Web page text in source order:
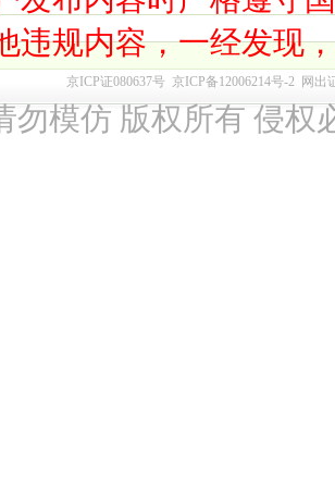
违规内容，一经发现
京ICP证080637号 京ICP备12006214号-2 网出
勿模仿 版权所有 侵权